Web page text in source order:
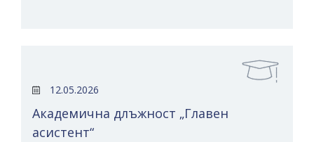
12.05.2026
Академична длъжност „Главен
асистент“